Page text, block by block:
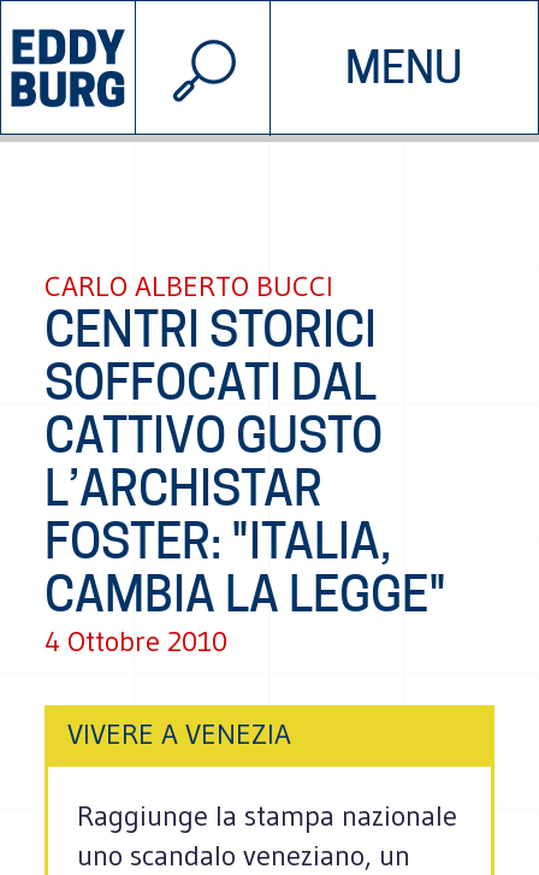
MENU
INIZIATIVE CHI SIAMO
© 2026 EDDYBURG
CARLO ALBERTO BUCCI
CENTRI STORICI
SOFFOCATI DAL
CATTIVO GUSTO
L’ARCHISTAR
FOSTER: "ITALIA,
CAMBIA LA LEGGE"
4 Ottobre 2010
VIVERE A VENEZIA
Raggiunge la stampa nazionale
uno scandalo veneziano, un